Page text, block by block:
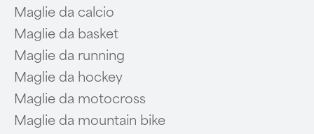
Maglie da calcio
Maglie da basket
Maglie da running
Maglie da hockey
Maglie da motocross
Maglie da mountain bike